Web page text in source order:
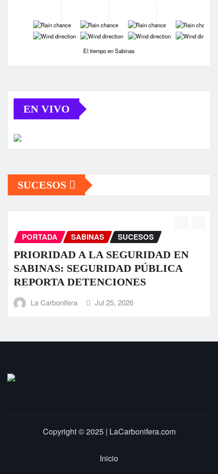
-
-
-
-
-
-
-
-
El tiempo en Sabinas
EN VIVO
SUCESOS
EN
PÚBLICA
PORTADA
Fuerte tromba causa
sectores de Sabinas
La Carbonifera